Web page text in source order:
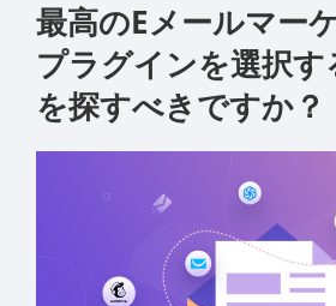
最高のEメールマー
プラグインを選択
を探すべきですか？